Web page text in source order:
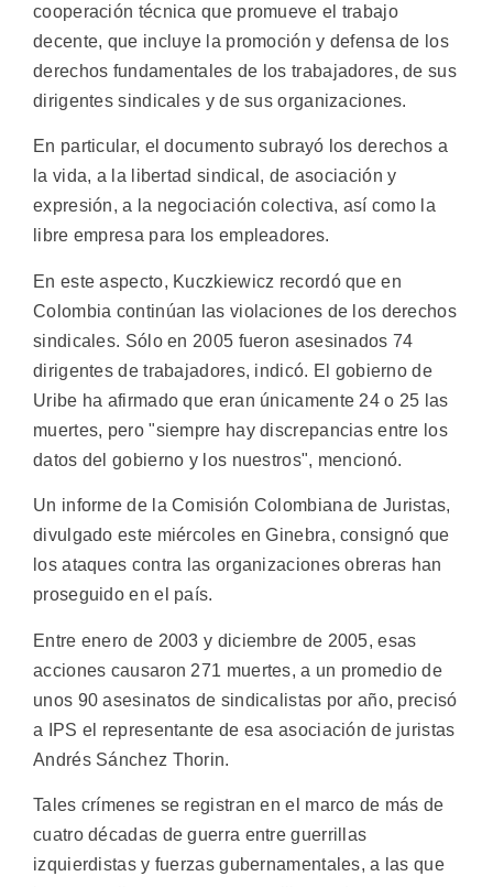
cooperación técnica que promueve el trabajo
decente, que incluye la promoción y defensa de los
derechos fundamentales de los trabajadores, de sus
dirigentes sindicales y de sus organizaciones.
En particular, el documento subrayó los derechos a
la vida, a la libertad sindical, de asociación y
expresión, a la negociación colectiva, así como la
libre empresa para los empleadores.
En este aspecto, Kuczkiewicz recordó que en
Colombia continúan las violaciones de los derechos
sindicales. Sólo en 2005 fueron asesinados 74
dirigentes de trabajadores, indicó. El gobierno de
Uribe ha afirmado que eran únicamente 24 o 25 las
muertes, pero "siempre hay discrepancias entre los
datos del gobierno y los nuestros", mencionó.
Un informe de la Comisión Colombiana de Juristas,
divulgado este miércoles en Ginebra, consignó que
los ataques contra las organizaciones obreras han
proseguido en el país.
Entre enero de 2003 y diciembre de 2005, esas
acciones causaron 271 muertes, a un promedio de
unos 90 asesinatos de sindicalistas por año, precisó
a IPS el representante de esa asociación de juristas
Andrés Sánchez Thorin.
Tales crímenes se registran en el marco de más de
cuatro décadas de guerra entre guerrillas
izquierdistas y fuerzas gubernamentales, a las que